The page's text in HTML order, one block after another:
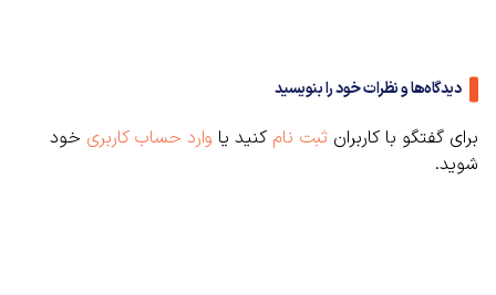
دیدگاه‌ها و نظرات خود را بنویسید
برای گفتگو با کاربران ثبت نام کنید یا وارد حساب کاربری خود
شوید.